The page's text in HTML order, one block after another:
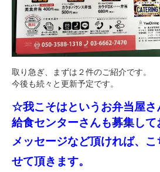
取り急ぎ、まずは２件のご紹介です。
今後も続々と更新予定です。
☆我こそはというお弁当屋さ
給食センターさんも募集して
メッセージなど頂ければ、
せて頂きます。